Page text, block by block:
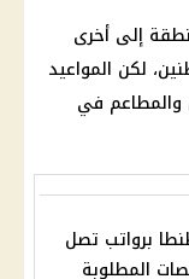
إلى أخرى
لكن المواعيد
والمطاعم في
برواتب تصل
المطلوبة